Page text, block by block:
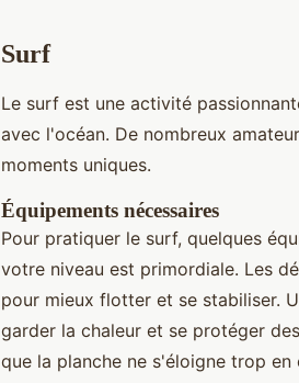
Surf
Le surf est une activité
avec l'océan. De nombreux
moments uniques.
Équipements nécessaires
Pour pratiquer le surf, quelques
votre niveau est primordiale. Les
pour mieux flotter et se stabiliser.
garder la chaleur et se protéger
que la planche ne s'éloigne trop en